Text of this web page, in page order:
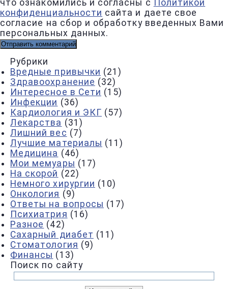
что ознакомились и согласны с
Политикой
конфиденциальности сайта и даете свое
согласие на сбор и обработку введенных Вами
персональных данных.
Рубрики
Вредные привычки (21)
Здравоохранение (32)
Интересное в Сети (15)
Инфекции (36)
Кардиология и ЭКГ (57)
Лекарства (31)
Лишний вес (7)
Лучшие материалы (11)
Медицина (46)
Мои мемуары (17)
На скорой (22)
Немного хирургии (10)
Онкология (9)
Ответы на вопросы (17)
Психиатрия (16)
Разное (42)
Сахарный диабет (11)
Стоматология (9)
Финансы (13)
Поиск по сайту